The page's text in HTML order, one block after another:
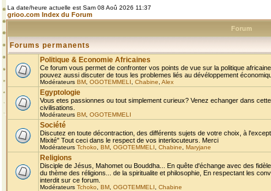
La date/heure actuelle est Sam 08 Aoû 2026 11:37
grioo.com Index du Forum
Forum
Forums permanents
Politique & Economie Africaines
Ce forum vous permet de confronter vos points de vue sur la politique
pouvez aussi discuter de tous les problemes liés au dévéloppement
Modérateurs BM OGOTEMMELI Chabine Alex
Egyptologie
Vous etes passionnes ou tout simplement curieux? Venez echanger dans
civilisations.
Modérateurs BM OGOTEMMELI
Société
Discutez en toute décontraction, des différents sujets de votre choix, à
Mixité" Tout ceci dans le respect de vos interlocuteurs. Merci
Modérateurs Tchoko BM OGOTEMMELI Chabine Maryjane
Religions
Disciple de Jésus, Mahomet ou Bouddha... En quête d'échange avec des
du thème des réligions... de la spiritualite et philosophie, En respectant les
interdit sur ce forum.
Modérateurs Tchoko BM OGOTEMMELI Chabine